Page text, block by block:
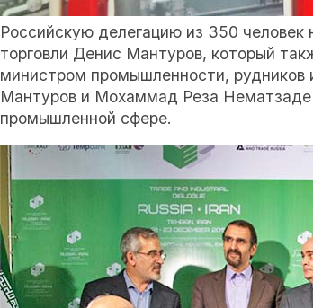
Российскую делегацию из 350 человек
торговли Денис Мантуров, который
министром промышленности,
Мантуров и Мохаммад Реза Нематзаде
промышленной сфере.